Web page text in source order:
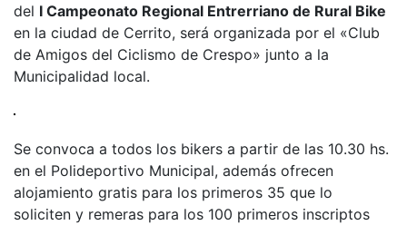
del I Campeonato Regional Entrerriano de Rural Bike
en la ciudad de Cerrito, será organizada por el «Club
de Amigos del Ciclismo de Crespo» junto a la
Municipalidad local.
Se convoca a todos los bikers a partir de las 10.30 hs.
en el Polideportivo Municipal, además ofrecen
alojamiento gratis para los primeros 35 que lo
soliciten y remeras para los 100 primeros inscriptos